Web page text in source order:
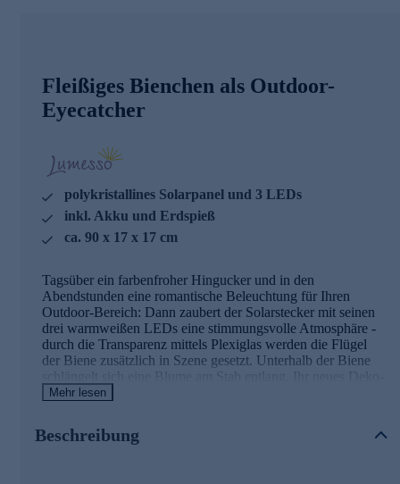
Fleißiges Bienchen als Outdoor-
Eyecatcher
polykristallines Solarpanel und 3 LEDs
inkl. Akku und Erdspieß
ca. 90 x 17 x 17 cm
Tagsüber ein farbenfroher Hingucker und in den
Abendstunden eine romantische Beleuchtung für Ihren
Outdoor-Bereich: Dann zaubert der Solarstecker mit seinen
drei warmweißen LEDs eine stimmungsvolle Atmosphäre -
durch die Transparenz mittels Plexiglas werden die Flügel
der Biene zusätzlich in Szene gesetzt. Unterhalb der Biene
schlängelt sich eine Blume am Stab entlang. Ihr neues Deko-
Leuchtobjekt kommt komplett mit polykristallinem
platzieren.
Mehr lesen
Beschreibung